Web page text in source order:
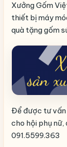
Xưởng Gốm
thiết bị máy
quà tặng gốm
Để được tư vấn
cho hội phụ nữ,
091.5599.363